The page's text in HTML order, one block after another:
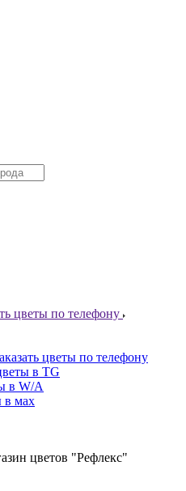
цветы по телефону
цветы по телефону
в TG
в W/A
в мах
цветов "Рефлекс"